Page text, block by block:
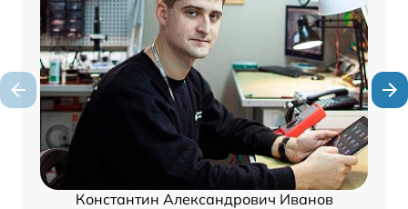
Константин Александрович Иванов